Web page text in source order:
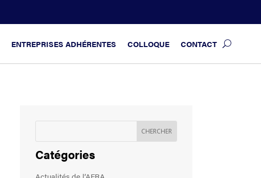
ENTREPRISES ADHÉRENTES COLLOQUE CONTACT
Catégories